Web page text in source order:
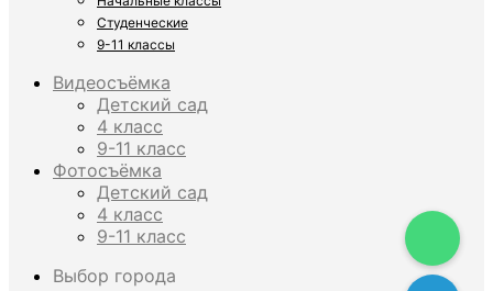
Студенческие
9-11 классы
Видеосъёмка
Детский сад
4 класс
9-11 класс
Фотосъёмка
Детский сад
4 класс
9-11 класс
Выбор города